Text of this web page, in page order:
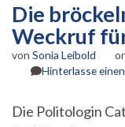
Die
Weckruf
von Sonia Leibold
Hinterlasse
Die Politologin